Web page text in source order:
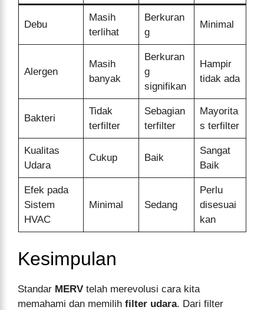
Debu
Masih
terlihat
Berkuran
g
Minimal
Alergen
Masih
banyak
Berkuran
g
signifikan
Hampir
tidak ada
Bakteri
Tidak
terfilter
Sebagian
terfilter
Mayorita
s terfilter
Kualitas
Udara
Cukup Baik
Sangat
Baik
Efek pada
Sistem
HVAC
Minimal Sedang
Perlu
disesuai
kan
Kesimpulan
Standar MERV telah merevolusi cara kita
memahami dan memilih filter udara. Dari filter